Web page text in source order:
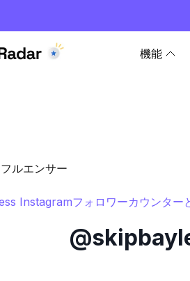
機能
ルエンサー
Instagramフォロワーカウンター